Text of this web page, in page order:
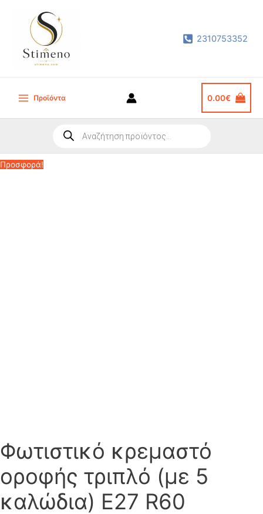
περιεχόμενο
2310753352
Main
Προϊόντα 0.00€
search
Προσφορά!
Φωτιστικό κρεμαστό
οροφής τριπλό (με 5
καλώδια) E27 R60